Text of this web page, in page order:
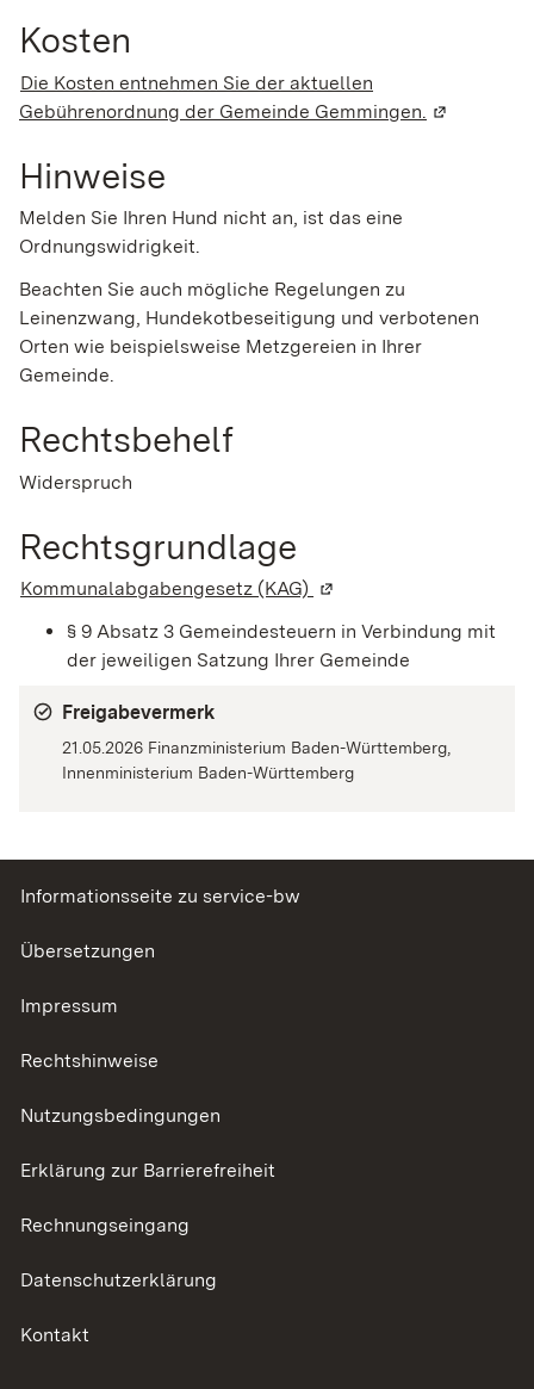
Kosten
Die Kosten entnehmen Sie der aktuellen
Gebührenordnung der Gemeinde Gemmingen. (Wird in
Hinweise
Melden Sie Ihren Hund nicht an, ist das eine
Ordnungswidrigkeit.
Beachten Sie auch mögliche Regelungen zu
Leinenzwang, Hundekotbeseitigung und verbotenen
Orten wie beispielsweise Metzgereien in Ihrer
Gemeinde.
Rechtsbehelf
Widerspruch
Rechtsgrundlage
Kommunalabgabengesetz (KAG) (Wird in einem neuen
§ 9 Absatz 3 Gemeindesteuern in Verbindung mit
der jeweiligen Satzung Ihrer Gemeinde
Freigabevermerk
21.05.2026 Finanzministerium Baden-Württemberg,
Innenministerium Baden-Württemberg
Informationsseite zu service-bw
Übersetzungen
Impressum
Rechtshinweise
Nutzungsbedingungen
Erklärung zur Barrierefreiheit
Rechnungseingang
Datenschutzerklärung
Kontakt